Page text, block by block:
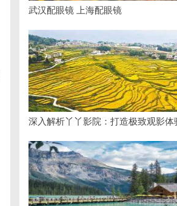
武汉配眼镜 上海配眼镜